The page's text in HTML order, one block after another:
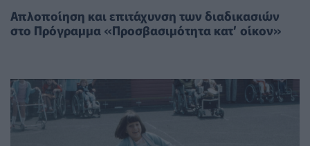
Απλοποίηση και επιτάχυνση των διαδικασιών
στο Πρόγραμμα «Προσβασιμότητα κατ’ οίκον»